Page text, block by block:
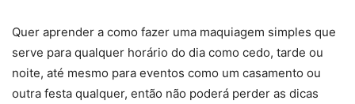
Quer aprender a como fazer uma maquiagem simples que
serve para qualquer horário do dia como cedo, tarde ou
noite, até mesmo para eventos como um casamento ou
outra festa qualquer, então não poderá perder as dicas